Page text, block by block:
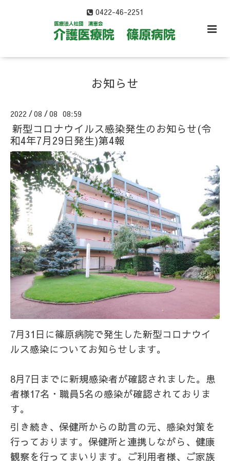
0422-46-2251
お知らせ
2022 /08 /08 08:59
新型コロナウイルス感染発生のお知らせ(令
和4年7月29日発生)第4報
7月31日に篠原病院で発生した新型コロナウイ
ルス感染についてお知らせします。
8月7日までに新規感染者が確認されました。 患
者様17名・職員5名の感染が確認されておりま
す。
引き続き、保健所からの助言の元、感染対策を
行っております。保健所と連携しながら、健康
観察を行ってまいります。 ご利用者様、ご家族